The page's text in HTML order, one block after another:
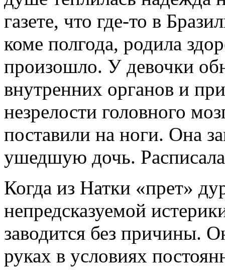
газете, что где-то в
коме полгода, родила
произошло. У девочки
внутренних органов и
незрелости головного
поставили на ноги. Она
ушедшую дочь.
Когда из Натки «прет»
непредсказуемой
заводится без причины.
руках в условиях